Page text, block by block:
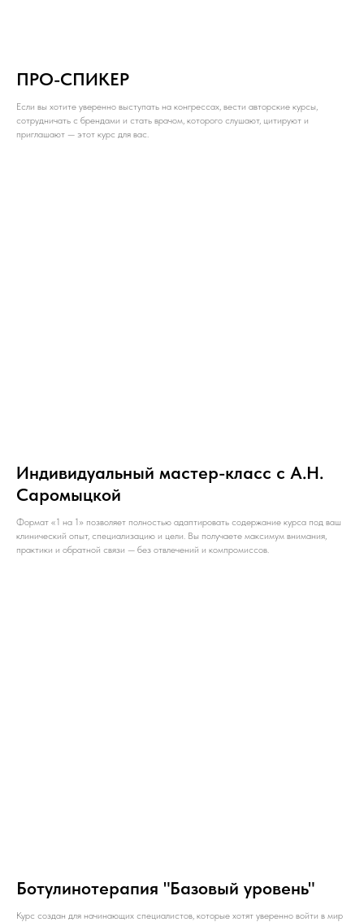
ПРО-СПИКЕР
Если вы хотите уверенно выступать на конгрессах, вести авторские курсы,
сотрудничать с брендами и стать врачом, которого слушают, цитируют и
приглашают — этот курс для вас.
Индивидуальный мастер-класс с А.Н.
Саромыцкой
Формат «1 на 1» позволяет полностью адаптировать содержание курса под ваш
клинический опыт, специализацию и цели. Вы получаете максимум внимания,
практики и обратной связи — без отвлечений и компромиссов.
Ботулинотерапия "Базовый уровень"
Курс создан для начинающих специалистов, которые хотят уверенно войти в мир